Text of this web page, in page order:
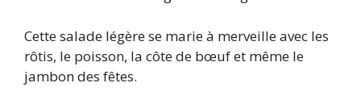
Cette salade légère se marie à merveille avec les
rôtis, le poisson, la côte de bœuf et même le
jambon des fêtes.